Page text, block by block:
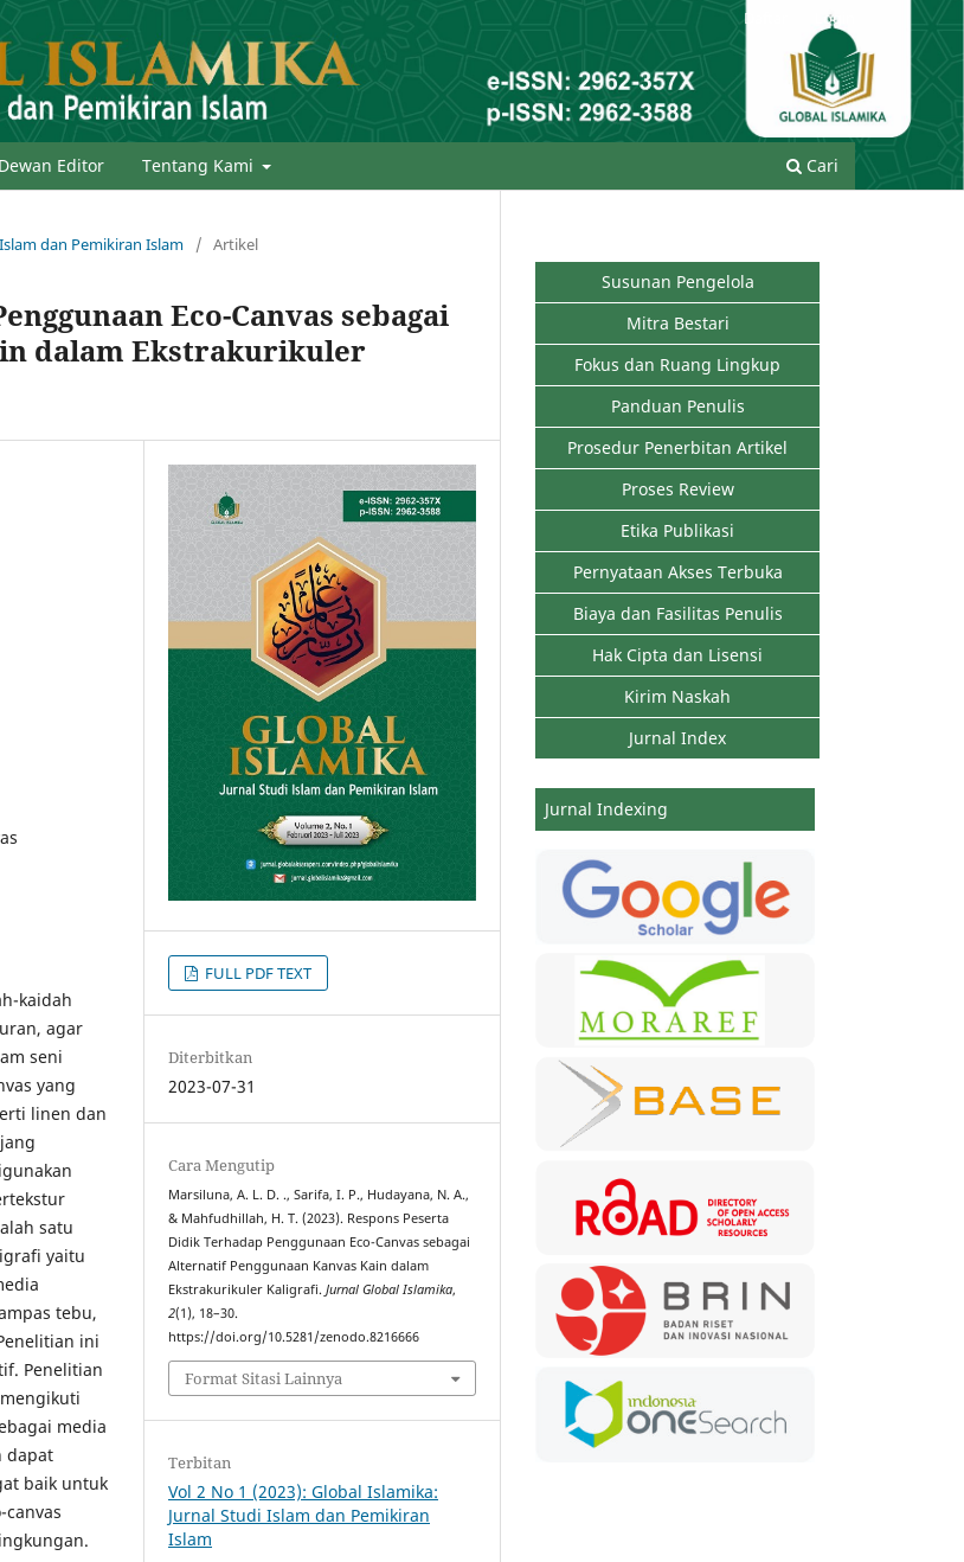
Dewan Editor Tentang Kami Cari
Daftar Login
dan Pemikiran Islam / Artikel
Eco-Canvas sebagai
dalam Ekstrakurikuler
kaidah
agar
seni
yang
linen dan
satu
yaitu
tebu,
ini
Penelitian
media
dapat
baik untuk
FULL PDF TEXT
Diterbitkan
2023-07-31
Cara Mengutip
Marsiluna, A. L. D. ., Sarifa, I. P., Hudayana, N. A.,
& Mahfudhillah, H. T. (2023). Respons Peserta
Didik Terhadap Penggunaan Eco-Canvas sebagai
Alternatif Penggunaan Kanvas Kain dalam
Ekstrakurikuler Kaligrafi.Jurnal Global Islamika,
2(1), 18–30.
https://doi.org/10.5281/zenodo.8216666
Format Sitasi Lainnya
Terbitan
Vol 2 No 1 (2023): Global Islamika:
Jurnal Studi Islam dan Pemikiran
Islam
Susunan Pengelola
Mitra Bestari
Fokus dan Ruang Lingkup
Panduan Penulis
Prosedur Penerbitan Artikel
Proses Review
Etika Publikasi
Pernyataan Akses Terbuka
Biaya dan Fasilitas Penulis
Hak Cipta dan Lisensi
Kirim Naskah
Jurnal Index
Jurnal Indexing